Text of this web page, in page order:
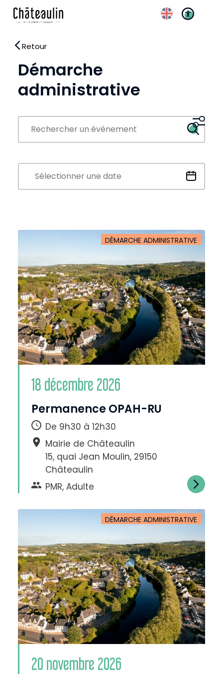
u
g
t
e
Retour
Démarche
administrative
recherche
date évènement
DÉMARCHE ADMINISTRATIVE
18 décembre 2026
Permanence OPAH-RU
De 9h30 à 12h30
Mairie de Châteaulin
15, quai Jean Moulin, 29150
Châteaulin
PMR, Adulte
DÉMARCHE ADMINISTRATIVE
20 novembre 2026